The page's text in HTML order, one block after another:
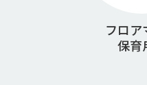
フロア
保育